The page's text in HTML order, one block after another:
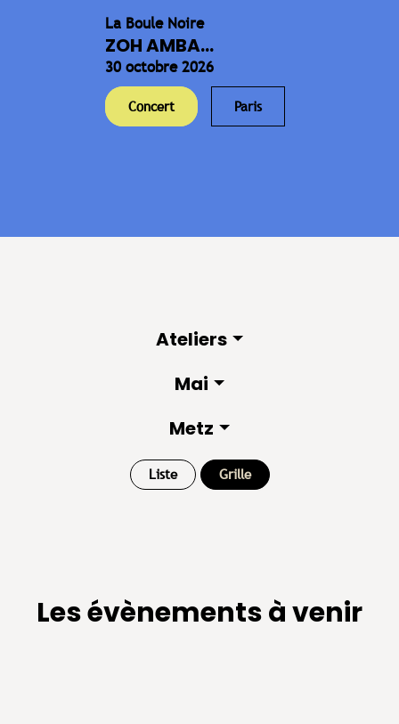
La Boule Noire
ZOH AMBA...
30 octobre 2026
Concert Paris
Ateliers
Mai
Metz
Liste Grille
Les évènements à venir